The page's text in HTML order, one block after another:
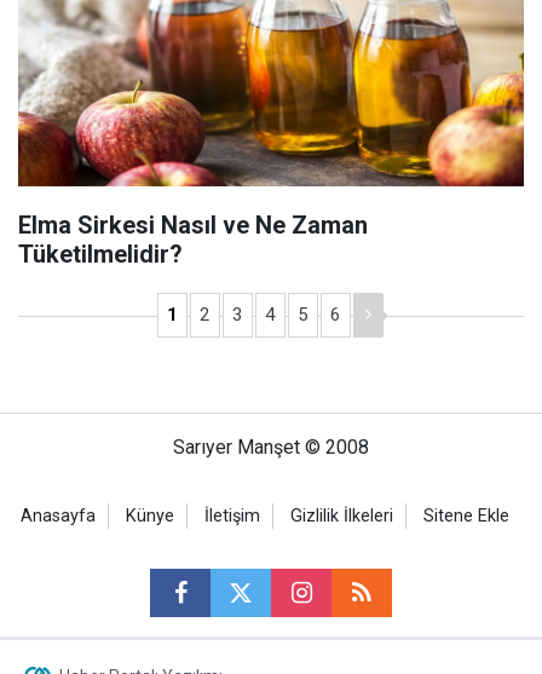
Elma Sirkesi Nasıl ve Ne Zaman
Tüketilmelidir?
1 2 3 4 5 6
Sarıyer Manşet © 2008
Anasayfa Künye İletişim Gizlilik İlkeleri Sitene Ekle